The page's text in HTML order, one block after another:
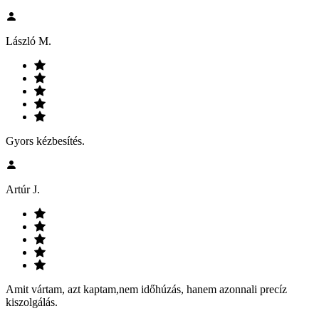
László M.
Gyors kézbesítés.
Artúr J.
Amit vártam, azt kaptam,nem időhúzás, hanem azonnali precíz
kiszolgálás.